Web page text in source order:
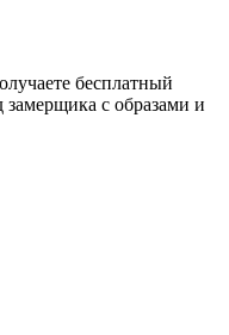
бесплатный
замерщика с образами и